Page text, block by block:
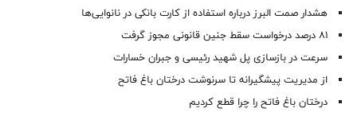
هشدار صمت البرز درباره استفاده از کارت بانکی در نانوایی‌ها
۸۱ درصد درخواست‌ سقط جنین قانونی مجوز گرفت
سرعت در بازسازی پل شهید رئیسی و جبران خسارات
از مدیریت پیشگیرانه تا سرنوشت درختان باغ فاتح
درختان باغ فاتح را چرا قطع کردیم